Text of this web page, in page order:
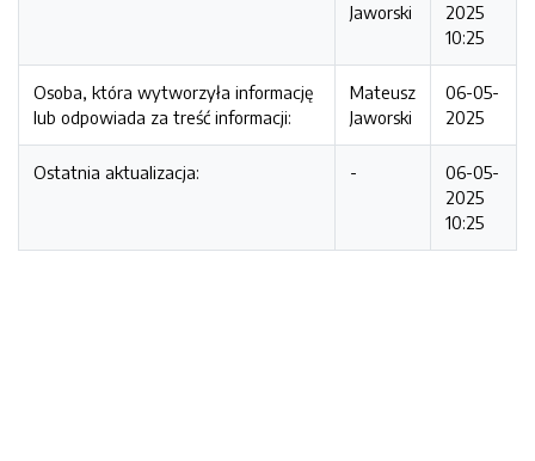
Jaworski
2025
10:25
Osoba, która wytworzyła informację
lub odpowiada za treść informacji:
Mateusz
Jaworski
06-05-
2025
Ostatnia aktualizacja: -
06-05-
2025
10:25